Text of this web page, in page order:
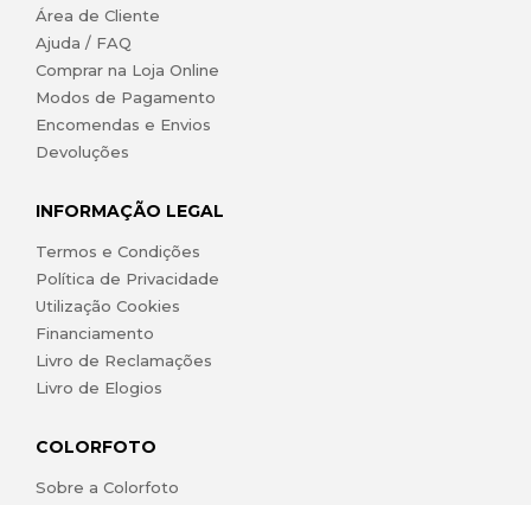
Área de Cliente
Ajuda / FAQ
Comprar na Loja Online
Modos de Pagamento
Encomendas e Envios
Devoluções
INFORMAÇÃO LEGAL
Termos e Condições
Política de Privacidade
Utilização Cookies
Financiamento
Livro de Reclamações
Livro de Elogios
COLORFOTO
Sobre a Colorfoto